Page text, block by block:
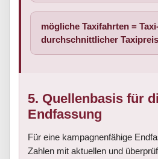
mögliche Taxifahrten =
durchschnittlicher
5. Quellenbasis für
Endfassung
Für eine kampagnenfähige
Zahlen mit aktuellen und